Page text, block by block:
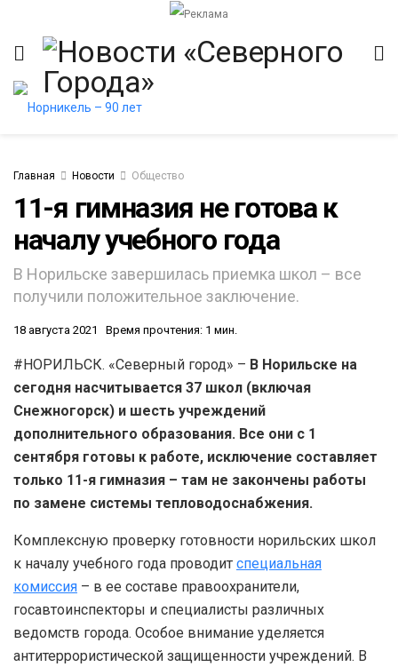
Главная Новости Общество
11-я гимназия не готова к
началу учебного года
В Норильске завершилась приемка школ – все
получили положительное заключение.
18 августа 2021 Время прочтения: 1 мин.
#НОРИЛЬСК. «Северный город» – В Норильске на
сегодня насчитывается 37 школ (включая
Снежногорск) и шесть учреждений
дополнительного образования. Все они с 1
сентября готовы к работе, исключение составляет
только 11-я гимназия – там не закончены работы
по замене системы тепловодоснабжения.
Комплексную проверку готовности норильских школ
к началу учебного года проводит специальная
комиссия – в ее составе правоохранители,
госавтоинспекторы и специалисты различных
ведомств города. Особое внимание уделяется
антитеррористической защищенности учреждений. В